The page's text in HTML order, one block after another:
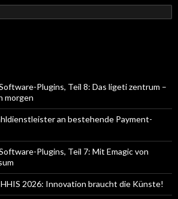
Plugins, Teil 8: Das ligeti zentrum –
morgen
an bestehende Payment-
Plugins, Teil 7: Mit Emagic von
2026: Innovation braucht die Künste!